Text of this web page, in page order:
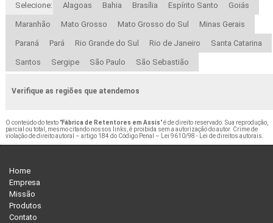
Selecione: Alagoas Bahia Brasília Espírito Santo Goiás
Maranhão Mato Grosso Mato Grosso do Sul Minas Gerais
Paraná Pará Rio Grande do Sul Rio de Janeiro Santa Catarina
Santos Sergipe São Paulo São Sebastião
Verifique as regiões que atendemos
O conteúdo do texto "Fábrica de Retentores em Assis" é de direito reservado. Sua reprodução,
parcial ou total, mesmo citando nossos links, é proibida sem a autorização do autor. Crime de
violação de direito autoral – artigo 184 do Código Penal – Lei 9610/98 - Lei de direitos autorais.
Home
Empresa
Missão
Produtos
Contato